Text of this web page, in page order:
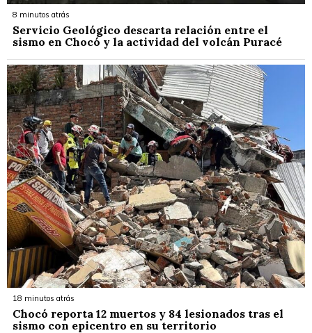
8 minutos atrás
Servicio Geológico descarta relación entre el
sismo en Chocó y la actividad del volcán Puracé
18 minutos atrás
Chocó reporta 12 muertos y 84 lesionados tras el
sismo con epicentro en su territorio